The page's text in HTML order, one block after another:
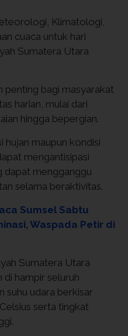
Klimatologi,
cuaca untuk hari
Sumatera Utara
penting bagi masyarakat
harian, mulai dari
hingga bepergian.
hujan maupun kondisi
mengantisipasi
dapat mengganggu
selama beraktivitas.
Sumsel Sabtu
Waspada Petir di
Sumatera Utara
di hampir seluruh
suhu udara berkisar
serta tingkat